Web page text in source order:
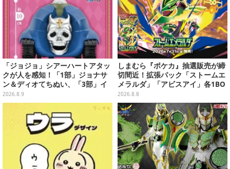
「ジョジョ」シアーハートアタッ
クが人を感知！「1部」ジョナサ
ン＆ディオてちぬい、「3部」イ
ギー＆クリームのなりきり帽子な
どもプライズ展開
2026.8.9
しまむら『ポケカ』抽選販売が締
切間近！拡張パック「ストームエ
メラルダ」「アビスアイ」各1BO
Xをラインナップ
2026.8.8